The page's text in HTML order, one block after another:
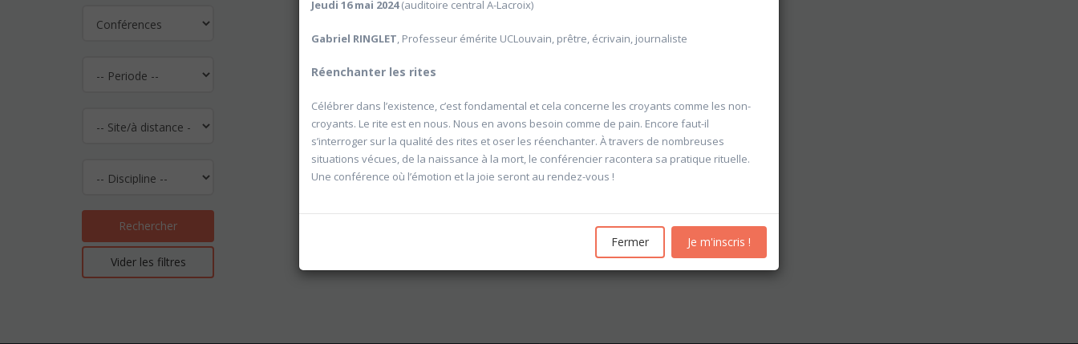
Rechercher
Vider les filtres
Jeudi 16 mai 2024(auditoire central A-Lacroix)
Gabriel RINGLET, Professeur émérite UCLouvain, prêtre, écrivain, journaliste
Réenchanter les rites
Célébrer dans l’existence, c’est fondamental et cela concerne les croyants comme les non-
croyants. Le rite est en nous. Nous en avons besoin comme de pain. Encore faut-il
s’interroger sur la qualité des rites et oser les réenchanter. À travers de nombreuses
situations vécues, de la naissance à la mort, le conférencier racontera sa pratique rituelle.
Une conférence où l’émotion et la joie seront au rendez-vous !
Fermer Je m'inscris !